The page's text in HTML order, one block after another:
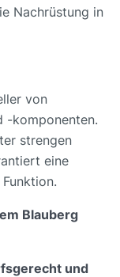
Nachrüstung in
von
-komponenten.
strengen
eine
Blauberg
und